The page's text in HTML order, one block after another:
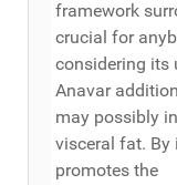
framework
crucial for
considering its
Anavar
may possibly
visceral fat. By
promotes the